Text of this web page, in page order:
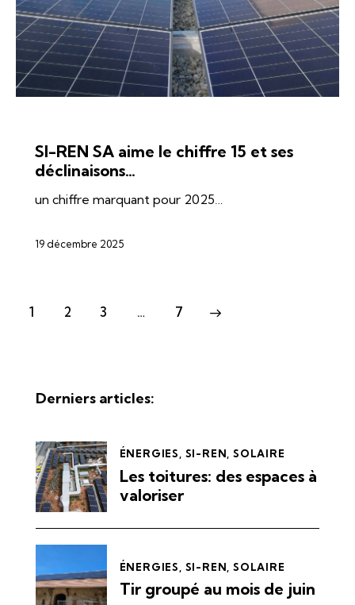
SI-REN SA aime le chiffre 15 et ses
déclinaisons…
un chiffre marquant pour 2025…
19 décembre 2025
1 2 3 … 7
>
Derniers articles:
ÉNERGIES SI-REN SOLAIRE
Les toitures: des espaces à
valoriser
ÉNERGIES SI-REN SOLAIRE
Tir groupé au mois de juin